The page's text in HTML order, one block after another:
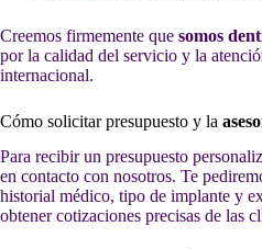
Creemos firmemente que somos
por la calidad del servicio y la
internacional.
Cómo solicitar presupuesto y la
Para recibir un presupuesto
en contacto con nosotros. Te
historial médico, tipo de implante y
obtener cotizaciones precisas de las